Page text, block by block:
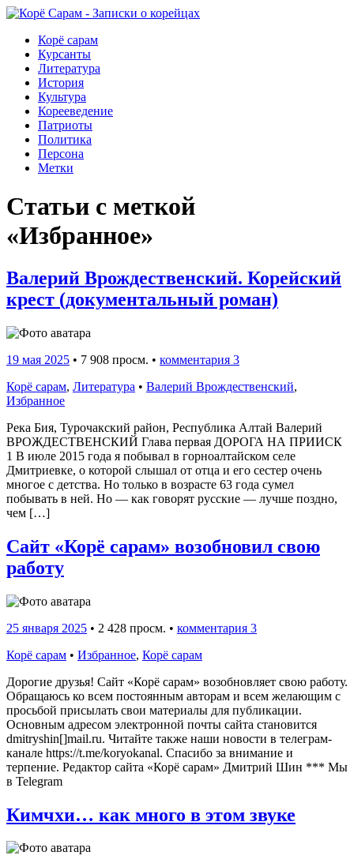
Корё сарам
Курсанты
Литература
История
Культура
Корееведение
Патриоты
Политика
Персона
Метки
Статьи с меткой
«Избранное»
Валерий Врождественский. Корейский
крест (документальный роман)
19 мая 2025 • 7 908 просм. • комментария 3
Корё сарам, Литература • Валерий Врождественский,
Избранное
Река Бия, Турочакский район, Республика Алтай Валерий
ВРОЖДЕСТВЕНСКИЙ Глава первая ДОРОГА НА ПРИИСК
1 В июле 2015 года я побывал в горноалтайском селе
Дмитриевке, о которой слышал от отца и его сестер очень
многое с детства. Но только в возрасте 63 года сумел
побывать в ней. Но — как говорят русские — лучше поздно,
чем […]
Сайт «Корё сарам» возобновил свою
работу
25 января 2025 • 2 428 просм. • комментария 3
Корё сарам • Избранное, Корё сарам
Дорогие друзья! Сайт «Корё сарам» возобновляет свою работу.
Обращаюсь ко всем постоянным авторам и всем желающим с
просьбой присылать свои материалы для публикации.
Основным адресом электронной почты сайта становится
dmitryshin[]mail.ru. Читайте также наши новости в телеграм-
канале https://t.me/koryokanal. Спасибо за внимание и
терпение. Редактор сайта «Корё сарам» Дмитрий Шин *** Мы
в Telegram
Кимчхи… как много в этом звуке